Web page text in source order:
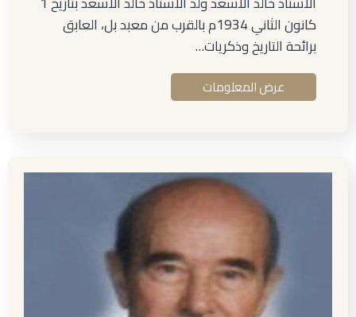
كانون الثاني 1934م بالقرب من معبد بل، العابق
برائحة التاريخ وذكريات…
عرض المعلومات